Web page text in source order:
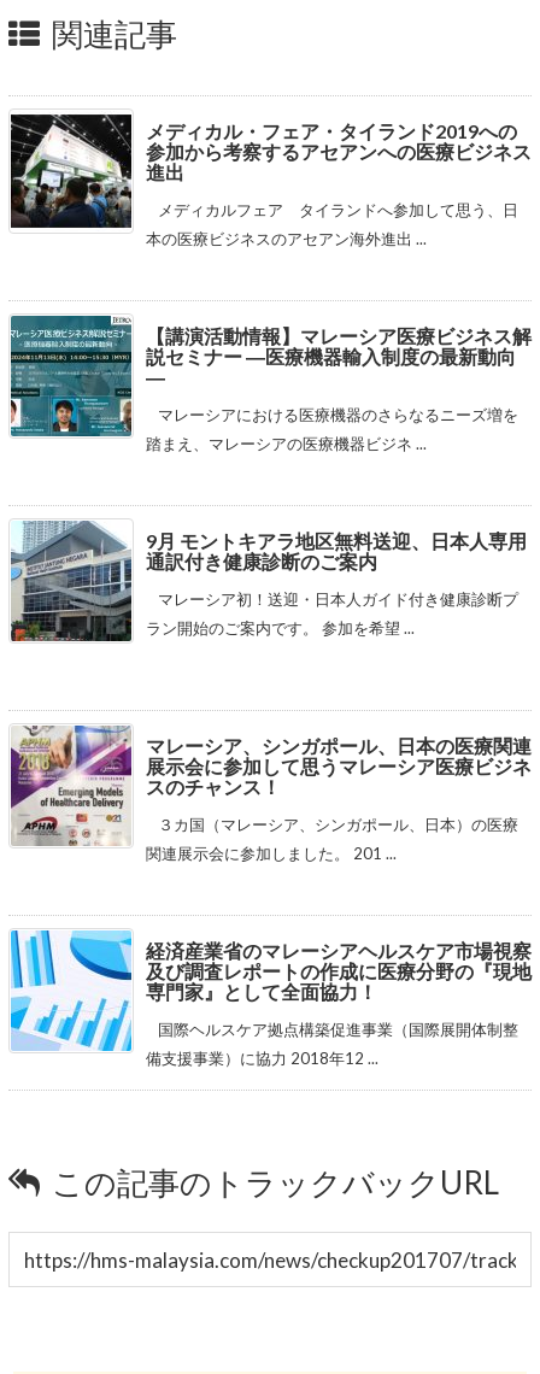
関連記事
メディカル・フェア・タイランド2019への
参加から考察するアセアンへの医療ビジネス
進出
メディカルフェア タイランドへ参加して思う、日
本の医療ビジネスのアセアン海外進出 ...
【講演活動情報】マレーシア医療ビジネス解
説セミナー ―医療機器輸入制度の最新動向
―
マレーシアにおける医療機器のさらなるニーズ増を
踏まえ、マレーシアの医療機器ビジネ ...
9月 モントキアラ地区無料送迎、日本人専用
通訳付き健康診断のご案内
マレーシア初！送迎・日本人ガイド付き健康診断プ
ラン開始のご案内です。 参加を希望 ...
マレーシア、シンガポール、日本の医療関連
展示会に参加して思うマレーシア医療ビジネ
スのチャンス！
３カ国（マレーシア、シンガポール、日本）の医療
関連展示会に参加しました。 201 ...
経済産業省のマレーシアヘルスケア市場視察
及び調査レポートの作成に医療分野の『現地
専門家』として全面協力！
国際ヘルスケア拠点構築促進事業（国際展開体制整
備支援事業）に協力 2018年12 ...
この記事のトラックバックURL